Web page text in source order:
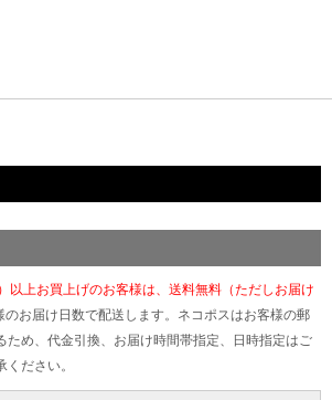
以上お買上げのお客様は、送料無料（ただしお届け
のお届け日数で配送します。ネコポスはお客様の郵
ため、代金引換、お届け時間帯指定、日時指定はご
ださい。